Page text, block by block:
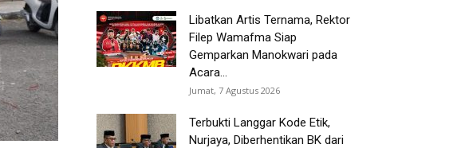
Libatkan Artis Ternama, Rektor
Filep Wamafma Siap
Gemparkan Manokwari pada
Acara...
Jumat, 7 Agustus 2026
Terbukti Langgar Kode Etik,
Nurjaya, Diberhentikan BK dari